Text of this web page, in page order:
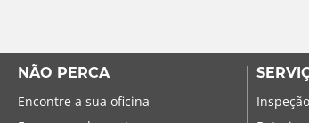
NÃO PERCA
Encontre a sua oficina